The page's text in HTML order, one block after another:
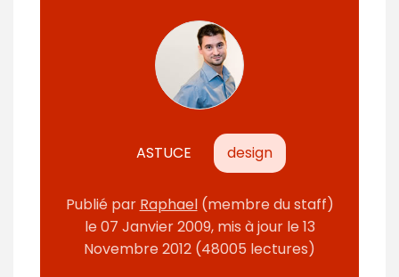
ASTUCE design
Publié par Raphael (membre du staff)
le07 Janvier 2009, mis à jour le13
Novembre 2012 (48005 lectures)